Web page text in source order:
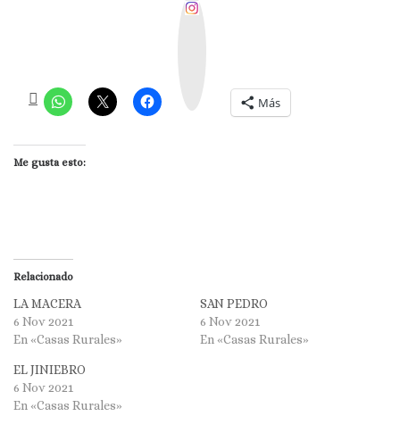
Más
Me gusta esto:
Relacionado
LA MACERA
6 Nov 2021
En «Casas Rurales»
SAN PEDRO
6 Nov 2021
En «Casas Rurales»
EL JINIEBRO
6 Nov 2021
En «Casas Rurales»